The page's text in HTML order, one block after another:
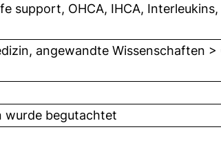
support, OHCA, IHCA,
angewandte Wissenschaften >
wurde begutachtet